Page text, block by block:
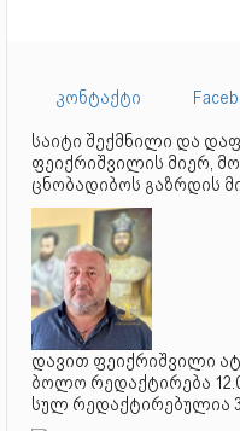
კონტაქტი
საიტი შექმნილი და
ფეიქრიშვილის მიერ,
ცნობადიბოს გაზრდის
დავით ფეიქრიშვილი
ბოლო რედაქტირება
სულ რედაქტირებულია 3